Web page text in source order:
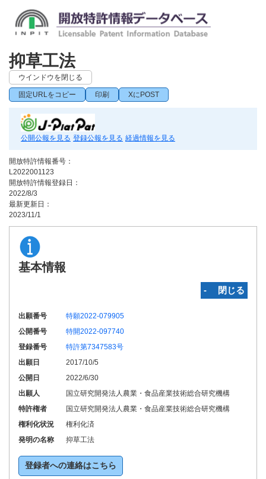
抑草工法
ウインドウを閉じる
固定URLをコピー 印刷 XにPOST
公開公報を見る 登録公報を見る 経過情報を見る
開放特許情報番号：
L2022001123
開放特許情報登録日：
2022/8/3
最新更新日：
2023/11/1
基本情報
‐ 閉じる
出願番号
特願2022-079905
公開番号
特開2022-097740
登録番号
特許第7347583号
出願日
2017/10/5
公開日
2022/6/30
出願人
国立研究開発法人農業・食品産業技術総合研究機構
特許権者
国立研究開発法人農業・食品産業技術総合研究機構
権利化状況
権利化済
発明の名称
抑草工法
登録者への連絡はこちら